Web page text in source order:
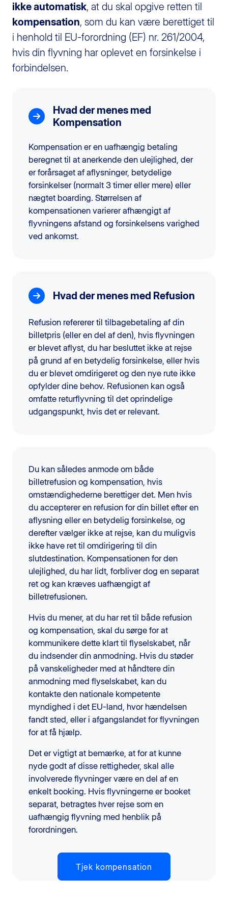
ikke automatisk, at du skal opgive retten til
kompensation, som du kan være berettiget til
i henhold til EU-forordning (EF) nr. 261/2004,
hvis din flyvning har oplevet en forsinkelse i
forbindelsen.
Hvad der menes med
Kompensation
Kompensation er en uafhængig betaling
beregnet til at anerkende den ulejlighed, der
er forårsaget af aflysninger, betydelige
forsinkelser (normalt 3 timer eller mere) eller
nægtet boarding. Størrelsen af
kompensationen varierer afhængigt af
flyvningens afstand og forsinkelsens varighed
ved ankomst.
Hvad der menes med Refusion
Refusion refererer til tilbagebetaling af din
billetpris (eller en del af den), hvis flyvningen
er blevet aflyst, du har besluttet ikke at rejse
på grund af en betydelig forsinkelse, eller hvis
du er blevet omdirigeret og den nye rute ikke
opfylder dine behov. Refusionen kan også
omfatte returflyvning til det oprindelige
udgangspunkt, hvis det er relevant.
Du kan således anmode om både
billetrefusion og kompensation, hvis
omstændighederne berettiger det. Men hvis
du accepterer en refusion for din billet efter en
aflysning eller en betydelig forsinkelse, og
derefter vælger ikke at rejse, kan du muligvis
ikke have ret til omdirigering til din
slutdestination. Kompensationen for den
ulejlighed, du har lidt, forbliver dog en separat
ret og kan kræves uafhængigt af
billetrefusionen.
Hvis du mener, at du har ret til både refusion
og kompensation, skal du sørge for at
kommunikere dette klart til flyselskabet, når
du indsender din anmodning. Hvis du støder
på vanskeligheder med at håndtere din
anmodning med flyselskabet, kan du
kontakte den nationale kompetente
myndighed i det EU-land, hvor hændelsen
fandt sted, eller i afgangslandet for flyvningen
for at få hjælp.
Det er vigtigt at bemærke, at for at kunne
nyde godt af disse rettigheder, skal alle
involverede flyvninger være en del af en
enkelt booking. Hvis flyvningerne er booket
separat, betragtes hver rejse som en
uafhængig flyvning med henblik på
forordningen.
Tjek kompensation